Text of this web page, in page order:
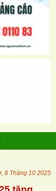
8 Tháng 10 2025